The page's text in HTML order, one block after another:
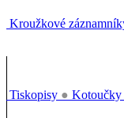
Kroužkové
Tiskopisy ● Kotoučky